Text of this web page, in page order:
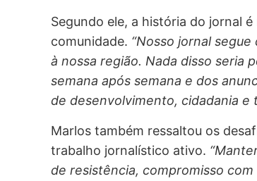
Segundo ele, a história do jornal
comunidade. “Nosso jornal
à nossa região. Nada disso seria
semana após semana e dos
de desenvolvimento, cidadania e
Marlos também ressaltou os
trabalho jornalístico ativo.
de resistência, compromisso